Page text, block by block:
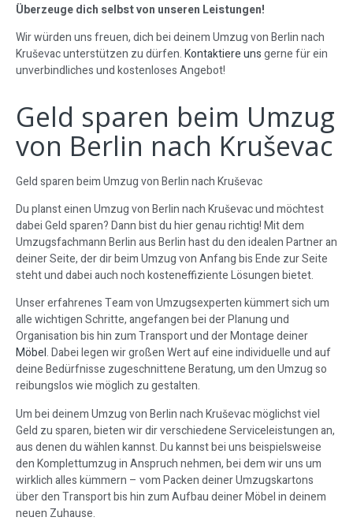
Überzeuge dich selbst von unseren Leistungen!
Wir würden uns freuen, dich bei deinem Umzug von Berlin nach
Kruševac unterstützen zu dürfen.Kontaktiere unsgerne für ein
unverbindliches und kostenloses Angebot!
Geld sparen beim Umzug
von Berlin nach Kruševac
Geld sparen beim Umzug von Berlin nach Kruševac
Du planst einen Umzug von Berlin nach Kruševac und möchtest
dabei Geld sparen? Dann bist du hier genau richtig! Mit dem
Umzugsfachmann Berlin aus Berlin hast du den idealen Partner an
deiner Seite, der dir beim Umzug von Anfang bis Ende zur Seite
steht und dabei auch noch kosteneffiziente Lösungen bietet.
Unser erfahrenes Team von Umzugsexperten kümmert sich um
alle wichtigen Schritte, angefangen bei der Planung und
Organisation bis hin zum Transport und der Montage deiner
Möbel. Dabei legen wir großen Wert auf eine individuelle und auf
deine Bedürfnisse zugeschnittene Beratung, um den Umzug so
reibungslos wie möglich zu gestalten.
Um bei deinem Umzug von Berlin nach Kruševac möglichst viel
Geld zu sparen, bieten wir dir verschiedene Serviceleistungen an,
aus denen du wählen kannst. Du kannst bei uns beispielsweise
den Komplettumzug in Anspruch nehmen, bei dem wir uns um
wirklich alles kümmern – vom Packen deiner Umzugskartons
über den Transport bis hin zum Aufbau deiner Möbel in deinem
neuen Zuhause.